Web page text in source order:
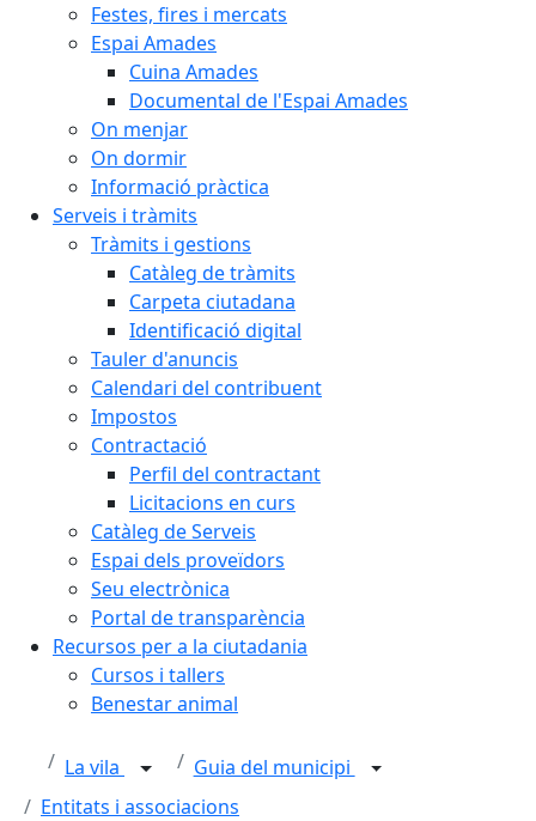
Festes, fires i mercats
Espai Amades
Cuina Amades
Documental de l'Espai Amades
On menjar
On dormir
Informació pràctica
Serveis i tràmits
Tràmits i gestions
Catàleg de tràmits
Carpeta ciutadana
Identificació digital
Tauler d'anuncis
Calendari del contribuent
Impostos
Contractació
Perfil del contractant
Licitacions en curs
Catàleg de Serveis
Espai dels proveïdors
Seu electrònica
Portal de transparència
Recursos per a la ciutadania
Cursos i tallers
Benestar animal
La vila
Guia del municipi
Entitats i associacions